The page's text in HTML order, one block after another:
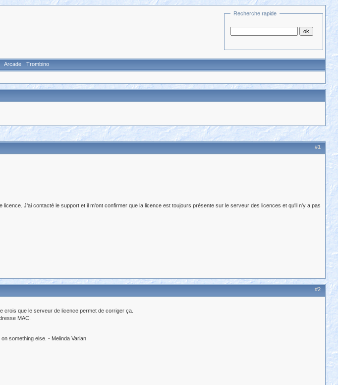
Recherche rapide
Arcade Trombino
#1
J'ai contacté le support et il m'ont confirmer que la licence est toujours présente sur le serveur des licences et qu'il n'y a pas
#2
crois que le serveur de licence permet de corriger ça.
MAC.
something else. - Melinda Varian